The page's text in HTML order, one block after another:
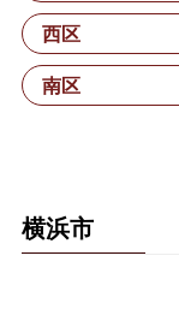
西区
南区
横浜市